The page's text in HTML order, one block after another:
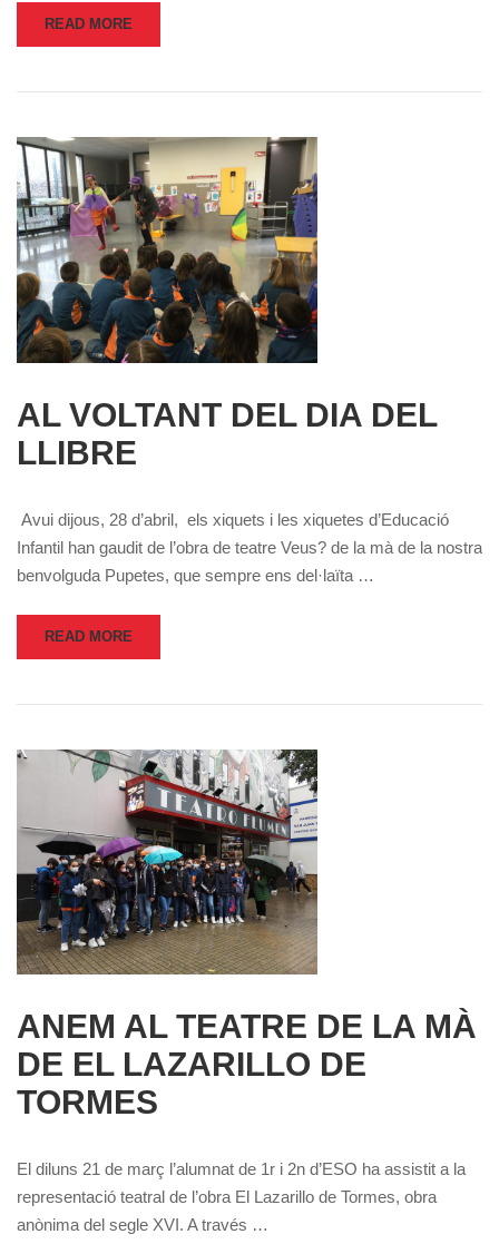
READ MORE
AL VOLTANT DEL DIA DEL
LLIBRE
Avui dijous, 28 d’abril, els xiquets i les xiquetes d’Educació
Infantil han gaudit de l’obra de teatre Veus? de la mà de la nostra
benvolguda Pupetes, que sempre ens del·laïta …
READ MORE
ANEM AL TEATRE DE LA MÀ
DE EL LAZARILLO DE
TORMES
El diluns 21 de març l’alumnat de 1r i 2n d’ESO ha assistit a la
representació teatral de l’obra El Lazarillo de Tormes, obra
anònima del segle XVI. A través …